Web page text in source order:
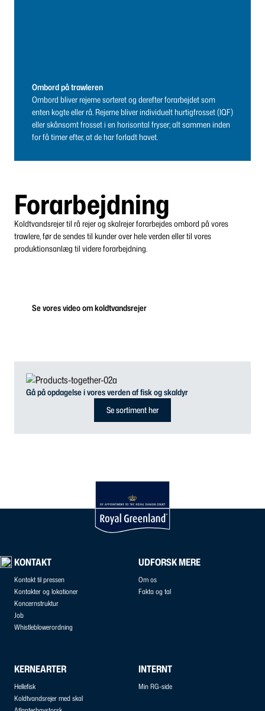
Ombord på trawleren
Ombord bliver rejerne sorteret og derefter forarbejdet som
enten kogte eller rå. Rejerne bliver individuelt hurtigfrosset (IQF)
eller skånsomt frosset i en horisontal fryser; alt sammen inden
for få timer efter, at de har forladt havet.
Forarbejdning
Koldtvandsrejer til rå rejer og skalrejer forarbejdes ombord på vores
trawlere, før de sendes til kunder over hele verden eller til vores
produktionsanlæg til videre forarbejdning.
Se vores video om koldtvandsrejer
Gå på opdagelse i vores verden af fisk og skaldyr
Se sortiment her
KONTAKT
Kontakt til pressen
Kontakter og lokationer
Koncernstruktur
Job
Whistleblowerordning
UDFORSK MERE
Om os
Fakta og tal
KERNEARTER
Hellefisk
Koldtvandsrejer med skal
INTERNT
Min RG-side